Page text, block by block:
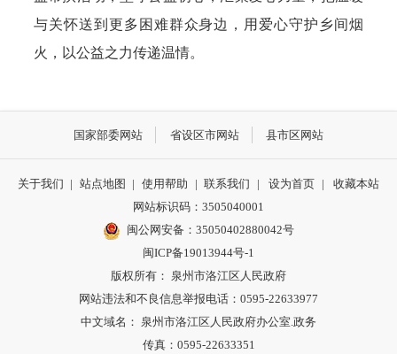
与关怀送到更多困难群众身边，用爱心守护乡间烟
火，以公益之力传递温情。
国家部委网站 省设区市网站 县市区网站
关于我们 | 站点地图 | 使用帮助 | 联系我们 | 设为首页 |
收藏本站
网站标识码：3505040001
闽公网安备：35050402880042号
闽ICP备19013944号-1
版权所有： 泉州市洛江区人民政府
网站违法和不良信息举报电话：0595-22633977
中文域名： 泉州市洛江区人民政府办公室.政务
传真：0595-22633351